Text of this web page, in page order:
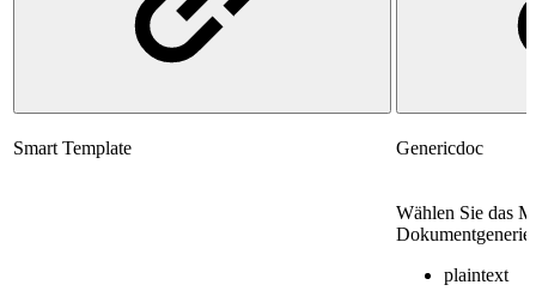
Smart Template Genericdoc
Wählen Sie das
plaintext